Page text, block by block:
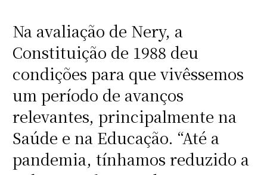
Na avaliação de Nery, a
Constituição de 1988 deu
condições para que vivêssemos
um período de avanços
relevantes, principalmente na
Saúde e na Educação. “Até a
pandemia, tínhamos reduzido a